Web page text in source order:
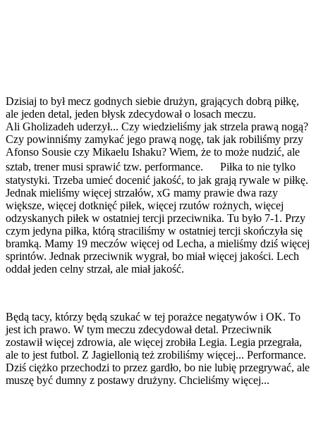
Dzisiaj to był mecz godnych siebie drużyn, grających dobrą piłkę,
ale jeden detal, jeden błysk zdecydował o losach meczu.
Ali Gholizadeh uderzył... Czy wiedzieliśmy jak strzela prawą nogą?
Czy powinniśmy zamykać jego prawą nogę, tak jak robiliśmy przy
Afonso Sousie czy Mikaelu Ishaku? Wiem, że to może nudzić, ale
sztab, trener musi sprawić tzw. performance. Piłka to nie tylko
statystyki. Trzeba umieć docenić jakość, to jak grają rywale w piłkę.
Jednak mieliśmy więcej strzałów, xG mamy prawie dwa razy
większe, więcej dotknięć piłek, więcej rzutów rożnych, więcej
odzyskanych piłek w ostatniej tercji przeciwnika. Tu było 7-1. Przy
czym jedyna piłka, którą straciliśmy w ostatniej tercji skończyła się
bramką. Mamy 19 meczów więcej od Lecha, a mieliśmy dziś więcej
sprintów. Jednak przeciwnik wygrał, bo miał więcej jakości. Lech
oddał jeden celny strzał, ale miał jakość.
Będą tacy, którzy będą szukać w tej porażce negatywów i OK. To
jest ich prawo. W tym meczu zdecydował detal. Przeciwnik
zostawił więcej zdrowia, ale więcej zrobiła Legia. Legia przegrała,
ale to jest futbol. Z Jagiellonią też zrobiliśmy więcej... Performance.
Dziś ciężko przechodzi to przez gardło, bo nie lubię przegrywać, ale
muszę być dumny z postawy drużyny. Chcieliśmy więcej...